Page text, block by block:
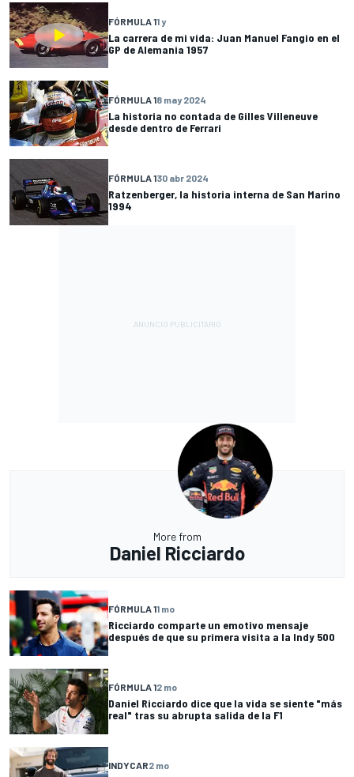
FÓRMULA 11 y
La carrera de mi vida: Juan Manuel Fangio en el
GP de Alemania 1957
FÓRMULA 18 may 2024
La historia no contada de Gilles Villeneuve
desde dentro de Ferrari
FÓRMULA 130 abr 2024
Ratzenberger, la historia interna de San Marino
1994
More from
Daniel Ricciardo
FÓRMULA 11 mo
Ricciardo comparte un emotivo mensaje
después de que su primera visita a la Indy 500
FÓRMULA 12 mo
Daniel Ricciardo dice que la vida se siente "más
real" tras su abrupta salida de la F1
INDYCAR2 mo